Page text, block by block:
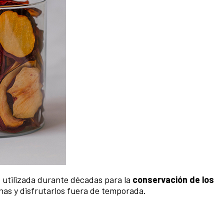
durante décadas para la conservación de los
y disfrutarlos fuera de temporada.